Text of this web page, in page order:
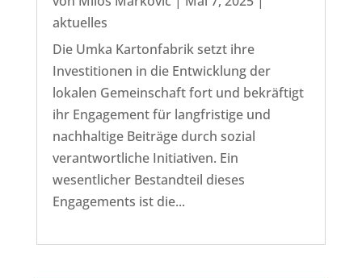
aktuelles
Die Umka Kartonfabrik setzt ihre
Investitionen in die Entwicklung der
lokalen Gemeinschaft fort und bekräftigt
ihr Engagement für langfristige und
nachhaltige Beiträge durch sozial
verantwortliche Initiativen. Ein
wesentlicher Bestandteil dieses
Engagements ist die...